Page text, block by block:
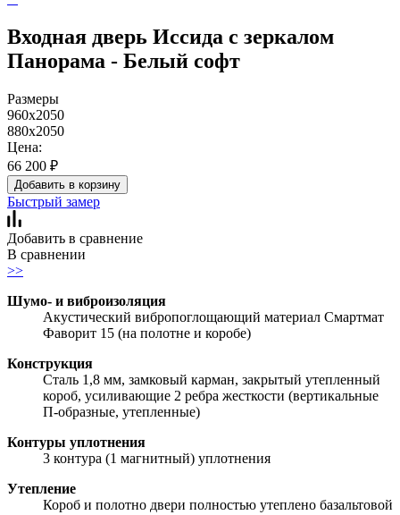
Входная дверь Иссида с зеркалом
Панорама - Белый софт
Размеры
960x2050
880x2050
Цена:
66 200 ₽
Добавить в корзину
Быстрый замер
Добавить в сравнение
В сравнении
>>
Шумо- и виброизоляция
Акустический вибропоглощающий материал Смартмат
Фаворит 15 (на полотне и коробе)
Конструкция
Сталь 1,8 мм, замковый карман, закрытый утепленный
короб, усиливающие 2 ребра жесткости (вертикальные
П-образные, утепленные)
Контуры уплотнения
3 контура (1 магнитный) уплотнения
Утепление
Короб и полотно двери полностью утеплено базальтовой